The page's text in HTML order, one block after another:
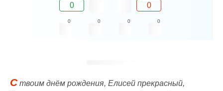
0 0
0 0 0 0
Ствоим днём рождения, Елисей прекрасный,